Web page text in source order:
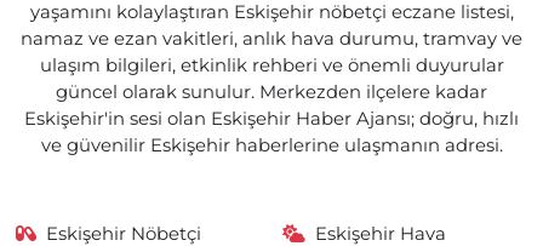
yaşamını kolaylaştıran Eskişehir nöbetçi eczane listesi,
namaz ve ezan vakitleri, anlık hava durumu, tramvay ve
ulaşım bilgileri, etkinlik rehberi ve önemli duyurular
güncel olarak sunulur. Merkezden ilçelere kadar
Eskişehir'in sesi olan Eskişehir Haber Ajansı; doğru, hızlı
ve güvenilir Eskişehir haberlerine ulaşmanın adresi.
Eskişehir Nöbetçi
Eskişehir Hava